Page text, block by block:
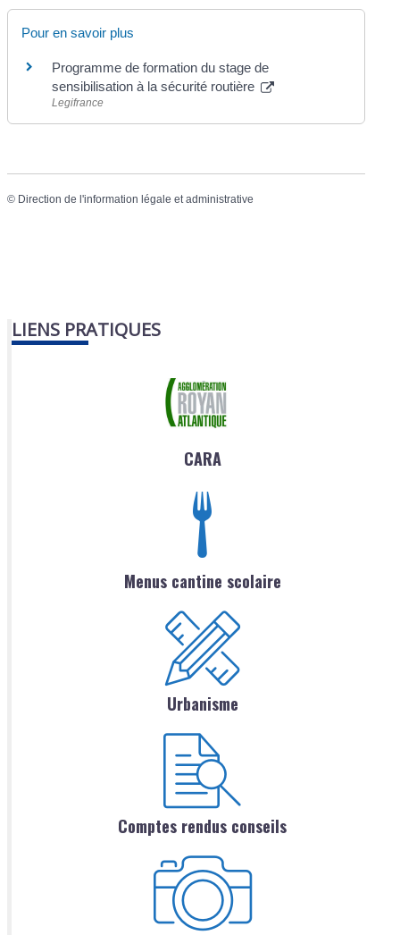
Pour en savoir plus
Programme de formation du stage de
sensibilisation à la sécurité routière
Legifrance
© Direction de l'information légale et administrative
LIENS PRATIQUES
CARA
Menus cantine scolaire
Urbanisme
Comptes rendus conseils